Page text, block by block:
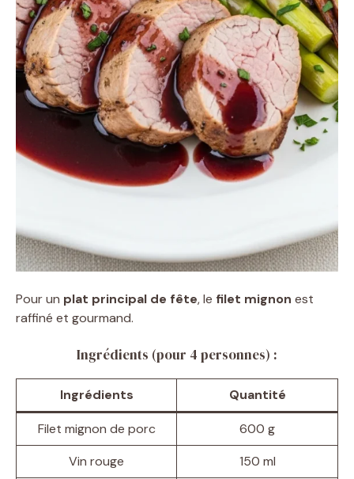
Pour un plat principal de fête, le filet mignon est
raffiné et gourmand.
Ingrédients (pour 4 personnes) :
Ingrédients Quantité
Filet mignon de porc
600 g
Vin rouge
150 ml